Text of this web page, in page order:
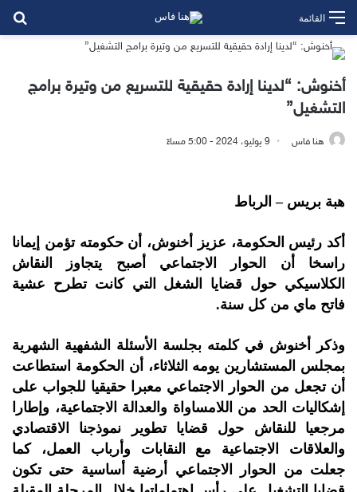
القائمة
أخنوش: “لدينا إرادة حقيقية للتسريع من وتيرة برامج
التشغيل”
هنا فاس 9 يوليو، 2024 - 5:00 مساءً
هبة بريس – الرباط
أكد رئيس الحكومة، عزيز أخنوش، أن حكومته تؤمن إيمانا
راسخا أن الحوار الاجتماعي أصبح يتجاوز النقاش
الكلاسيكي حول قضايا الشغل التي كانت تطرح عشية
فاتح ماي من كل سنة.
وذكر أخنوش في كلمته بجلسة الأسئلة الشفهية الشهرية
بمجلس المستشارين يومه الثلاثاء، أن الحكومة استطاعت
أن تجعل من الحوار الاجتماعي معبرا حقيقيا للجواب على
إشكاليات الحد من اللامساواة والعدالة الاجتماعية، وإطارا
مرجعيا للنقاش حول قضايا تطوير نموذجنا الاقتصادي
والعلاقات الاجتماعية مع النقابات وأرباب العمل، كما
جعلت من الحوار الاجتماعي أرضية أساسية حتى تكون